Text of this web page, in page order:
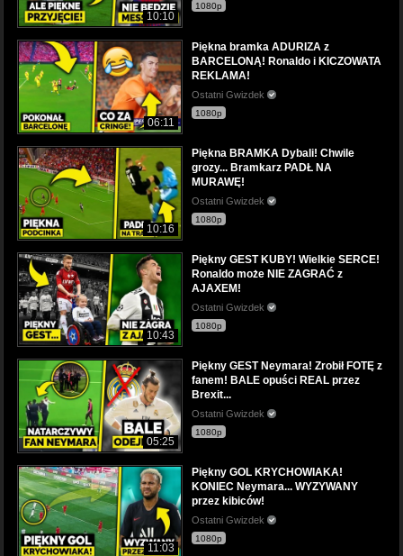
10:10
1080p
06:11
Piękna bramka ADURIZA z
BARCELONĄ! Ronaldo i KICZOWATA
REKLAMA!
Ostatni Gwizdek
1080p
10:16
Piękna BRAMKA Dybali! Chwile
grozy... Bramkarz PADŁ NA
MURAWĘ!
Ostatni Gwizdek
1080p
10:43
Piękny GEST KUBY! Wielkie SERCE!
Ronaldo może NIE ZAGRAĆ z
AJAXEM!
Ostatni Gwizdek
1080p
05:25
Piękny GEST Neymara! Zrobił FOTĘ z
fanem! BALE opuści REAL przez
Brexit...
Ostatni Gwizdek
1080p
11:03
Piękny GOL KRYCHOWIAKA!
KONIEC Neymara... WYZYWANY
przez kibiców!
Ostatni Gwizdek
1080p